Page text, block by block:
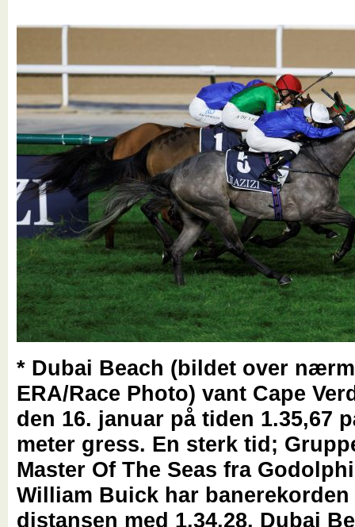
* Dubai Beach (bildet over
ERA/Race Photo) vant Cape
den 16. januar på tiden 1.35,67
meter gress. En sterk tid;
Master Of The Seas fra
William Buick har banerekorden
distansen med 1.34,28. Dubai